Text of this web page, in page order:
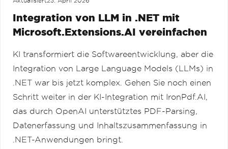
Integration von LLM in .NET mit
Microsoft.Extensions.AI vereinfachen
KI transformiert die Softwareentwicklung, aber die
Integration von Large Language Models (LLMs) in
.NET war bis jetzt komplex. Gehen Sie noch einen
Schritt weiter in der KI-Integration mit IronPdf.AI,
das durch OpenAI unterstütztes PDF-Parsing,
Datenerfassung und Inhaltszusammenfassung in
.NET-Anwendungen bringt.